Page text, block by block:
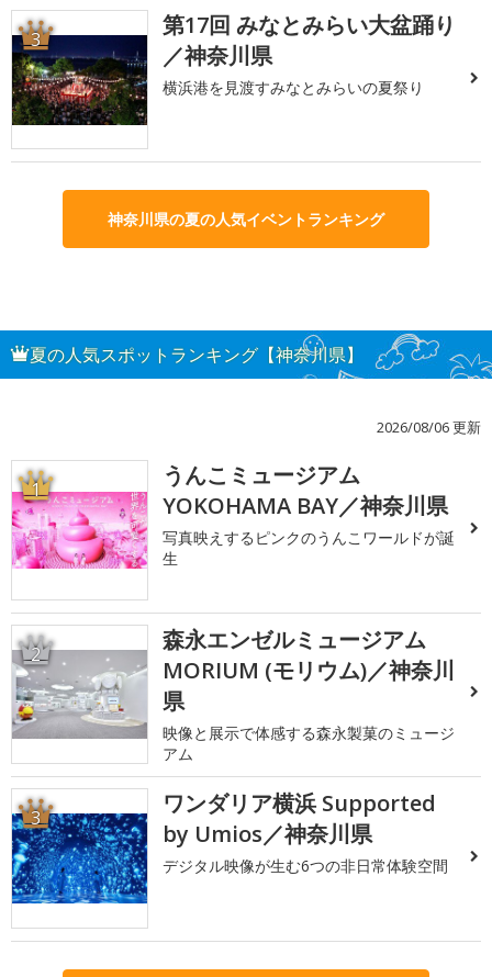
3
第17回 みなとみらい大盆踊り
／神奈川県
横浜港を見渡すみなとみらいの夏祭り
神奈川県の夏の人気イベントランキング
夏の人気スポットランキング【神奈川県】
2026/08/06 更新
1
うんこミュージアム
YOKOHAMA BAY／神奈川県
写真映えするピンクのうんこワールドが誕
生
2
森永エンゼルミュージアム
MORIUM (モリウム)／神奈川
県
映像と展示で体感する森永製菓のミュージ
アム
3
ワンダリア横浜 Supported
by Umios／神奈川県
デジタル映像が生む6つの非日常体験空間